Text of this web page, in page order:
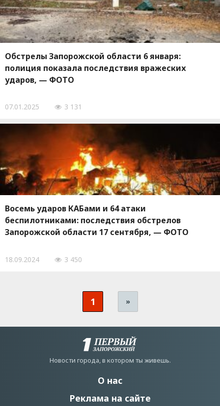
Обстрелы Запорожской области 6 января:
полиция показала последствия вражеских
ударов, — ФОТО
07.01.2025 3 131
Восемь ударов КАБами и 64 атаки
беспилотниками: последствия обстрелов
Запорожской области 17 сентября, — ФОТО
18.09.2024 3 450
1 »
Новости города, в котором ты живешь.
О нас
Реклама на сайте